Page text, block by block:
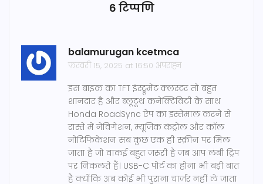
6 टिप्पणि
balamurugan kcetmca
फ़रवरी 15, 2025 at 16:50 अपराह्न
इस बाइक का TFT इंस्ट्रूमेंट क्लस्टर तो बहुत
शानदार है और ब्लूटूथ कनेक्टिविटी के साथ
Honda RoadSync ऐप का इस्तेमाल करने से
रास्ते में नेविगेशन, म्यूजिक कंट्रोल और कॉल
नोटिफिकेशन सब कुछ एक ही स्क्रीन पर मिल
जाता है जो वाकई बहुत जरूरी है जब आप लंबी ट्रिप
पर निकलते हैं। USB-C पोर्ट का होना भी बड़ी बात
है क्योंकि अब कोई भी पुराना चार्जर नहीं ले जाता